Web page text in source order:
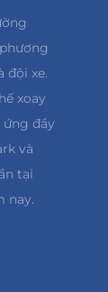
đội xe.
xoay
đầy
và
tại
nay.